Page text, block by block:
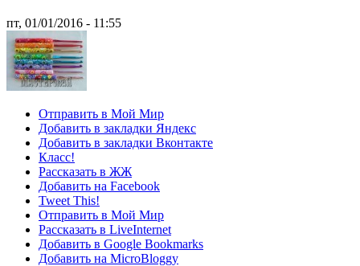
пт, 01/01/2016 - 11:55
Отправить в Мой Мир
Добавить в закладки Яндекс
Добавить в закладки Вконтакте
Класс!
Рассказать в ЖЖ
Добавить на Facebook
Tweet This!
Отправить в Мой Мир
Рассказать в LiveInternet
Добавить в Google Bookmarks
Добавить на MicroBloggy